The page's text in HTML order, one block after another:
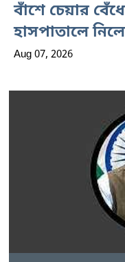
বাঁশে চেয়ার
হাসপাতালে
Aug 07, 2026